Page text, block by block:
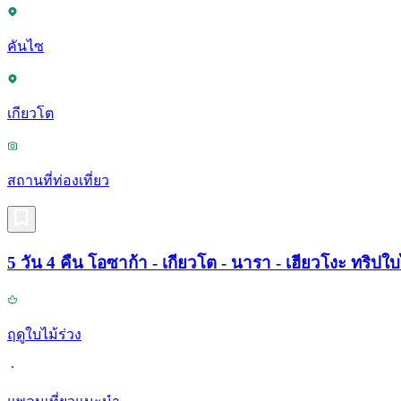
คันไซ
เกียวโต
สถานที่ท่องเที่ยว
5 วัน 4 คืน โอซาก้า - เกียวโต - นารา - เฮียวโงะ ทริปใ
ฤดูใบไม้ร่วง